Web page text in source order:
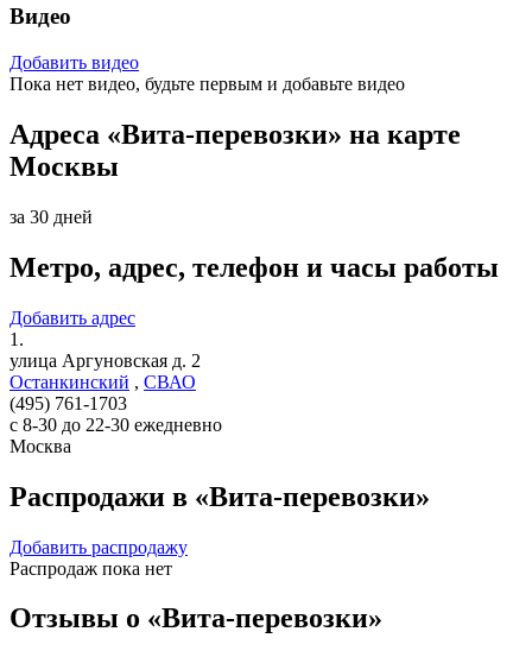
Видео
Добавить видео
Пока нет видео, будьте первым и добавьте видео
Адреса «Вита-перевозки» на карте
Москвы
за 30 дней
Метро, адрес, телефон и часы работы
Добавить адрес
1.
улица Аргуновская д. 2
Останкинский , СВАО
(495) 761-1703
с 8-30 до 22-30 ежедневно
Москва
Распродажи в «Вита-перевозки»
Добавить распродажу
Распродаж пока нет
Отзывы о «Вита-перевозки»